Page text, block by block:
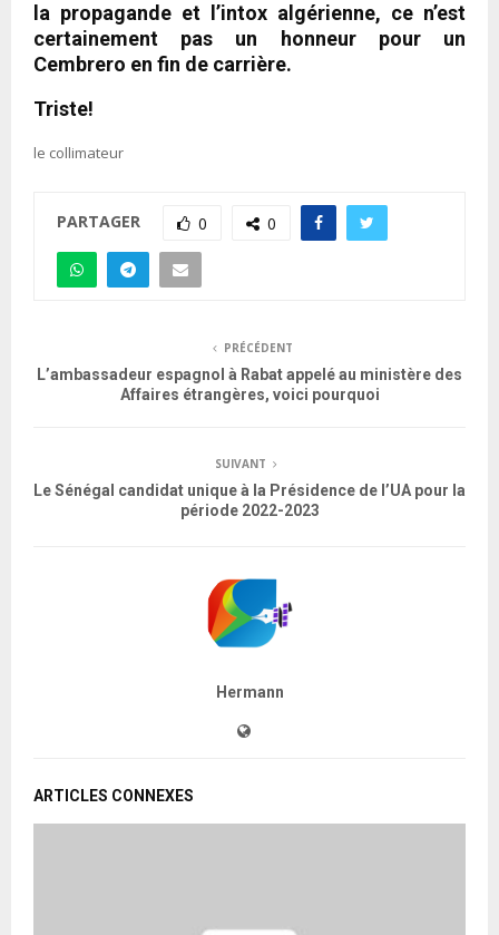
la propagande et l’intox algérienne, ce n’est
certainement pas un honneur pour un
Cembrero en fin de carrière.
Triste!
le collimateur
PARTAGER 0 0
PRÉCÉDENT
L’ambassadeur espagnol à Rabat appelé au ministère des
Affaires étrangères, voici pourquoi
SUIVANT
Le Sénégal candidat unique à la Présidence de l’UA pour la
période 2022-2023
Hermann
ARTICLES CONNEXES